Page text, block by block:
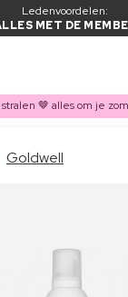
Ledenvoordelen:
MET DE
🤎 alles om je
AAN
Goldwell